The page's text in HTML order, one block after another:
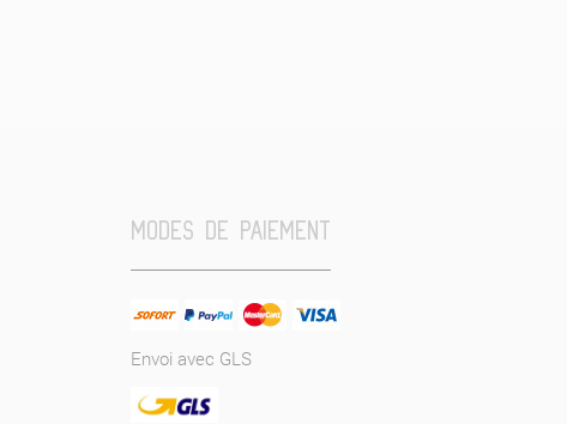
MODES DE PAIEMENT
Envoi avec GLS